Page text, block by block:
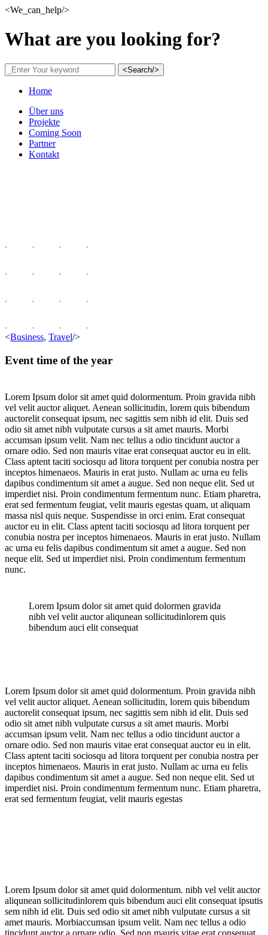
<We_can_help/>
What are you looking for?
<Search/>
Home
Über uns
Projekte
Coming Soon
Partner
Kontakt
<Business, Travel/>
Event time of the year
Lorem Ipsum dolor sit amet quid dolormentum. Proin gravida nibh
vel velit auctor aliquet. Aenean sollicitudin, lorem quis bibendum
auctorelit consequat ipsum, nec sagittis sem nibh id elit. Duis sed
odio sit amet nibh vulputate cursus a sit amet mauris. Morbi
accumsan ipsum velit. Nam nec tellus a odio tincidunt auctor a
ornare odio. Sed non mauris vitae erat consequat auctor eu in elit.
Class aptent taciti sociosqu ad litora torquent per conubia nostra per
inceptos himenaeos. Mauris in erat justo. Nullam ac urna eu felis
dapibus condimentum sit amet a augue. Sed non neque elit. Sed ut
imperdiet nisi. Proin condimentum fermentum nunc. Etiam pharetra,
erat sed fermentum feugiat, velit mauris egestas quam, ut aliquam
massa nisl quis neque. Suspendisse in orci enim. Erat consequat
auctor eu in elit. Class aptent taciti sociosqu ad litora torquent per
conubia nostra per inceptos himenaeos. Mauris in erat justo. Nullam
ac urna eu felis dapibus condimentum sit amet a augue. Sed non
neque elit. Sed ut imperdiet nisi. Proin condimentum fermentum
nunc.
Lorem Ipsum dolor sit amet quid dolormen gravida
nibh vel velit auctor aliqunean sollicitudinlorem quis
bibendum auci elit consequat
Lorem Ipsum dolor sit amet quid dolormentum. Proin gravida nibh
vel velit auctor aliquet. Aenean sollicitudin, lorem quis bibendum
auctorelit consequat ipsum, nec sagittis sem nibh id elit. Duis sed
odio sit amet nibh vulputate cursus a sit amet mauris. Morbi
accumsan ipsum velit. Nam nec tellus a odio tincidunt auctor a
ornare odio. Sed non mauris vitae erat consequat auctor eu in elit.
Class aptent taciti sociosqu ad litora torquent per conubia nostra per
inceptos himenaeos. Mauris in erat justo. Nullam ac urna eu felis
dapibus condimentum sit amet a augue. Sed non neque elit. Sed ut
imperdiet nisi. Proin condimentum fermentum nunc. Etiam pharetra,
erat sed fermentum feugiat, velit mauris egestas
Lorem Ipsum dolor sit amet quid dolormentum. nibh vel velit auctor
aliqunean sollicitudinlorem quis bibendum auci elit consequat ipsutis
sem nibh id elit. Duis sed odio sit amet nibh vulputate cursus a sit
amet mauris. Morbiaccumsan ipsum velit. Nam nec tellus a odio